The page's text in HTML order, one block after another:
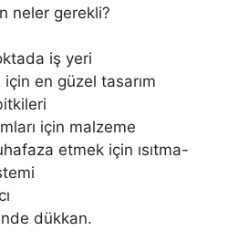
neler gerekli?
iş yeri
en güzel tasarım
için malzeme
etmek için ısıtma-
dükkan.